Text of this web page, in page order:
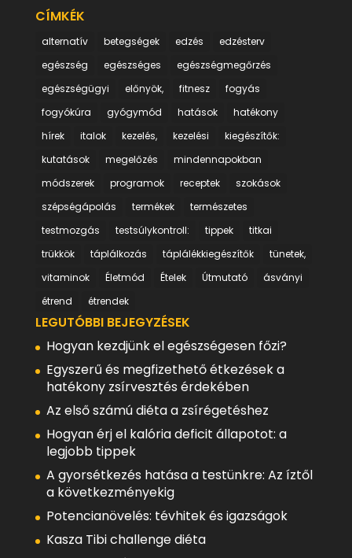
CÍMKÉK
alternatív betegségek edzés
edzésterv
egészség
egészséges
egészségmegőrzés
egészségügyi
előnyök, fitnesz
fogyás
fogyókúra
gyógymód hatások
hatékony
hírek
italok kezelés, kezelési
kiegészítők:
kutatások
megelőzés
mindennapokban
módszerek
programok receptek
szokások
szépségápolás
termékek
természetes
testmozgás
testsúlykontroll: tippek
titkai
trükkök
táplálkozás táplálékkiegészítők
tünetek,
vitaminok
Életmód Ételek Útmutató
ásványi
étrend
étrendek
LEGUTÓBBI BEJEGYZÉSEK
Hogyan kezdjünk el egészségesen főzi?
Egyszerű és megfizethető étkezések a
hatékony zsírvesztés érdekében
Az első számú diéta a zsírégetéshez
Hogyan érj el kalória deficit állapotot: a
legjobb tippek
A gyorsétkezés hatása a testünkre: Az íztől
a következményekig
Potencianövelés: tévhitek és igazságok
Kasza Tibi challenge diéta